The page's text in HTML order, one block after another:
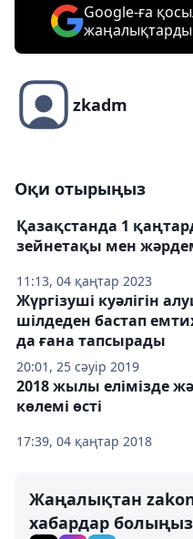
Google-ға
zkadm
Оқи отырыңыз
11:13, 04 қаңтар 2023
Қазақстанда 1
зейнетақы мен
20:01, 25 сәуір 2019
Жүргізуші куәлігін
шілдеден бастап
да ғана тапсырады
17:39, 04 қаңтар 2018
2018 жылы елімізде
көлемі өсті
Жаңалықтан
хабардар